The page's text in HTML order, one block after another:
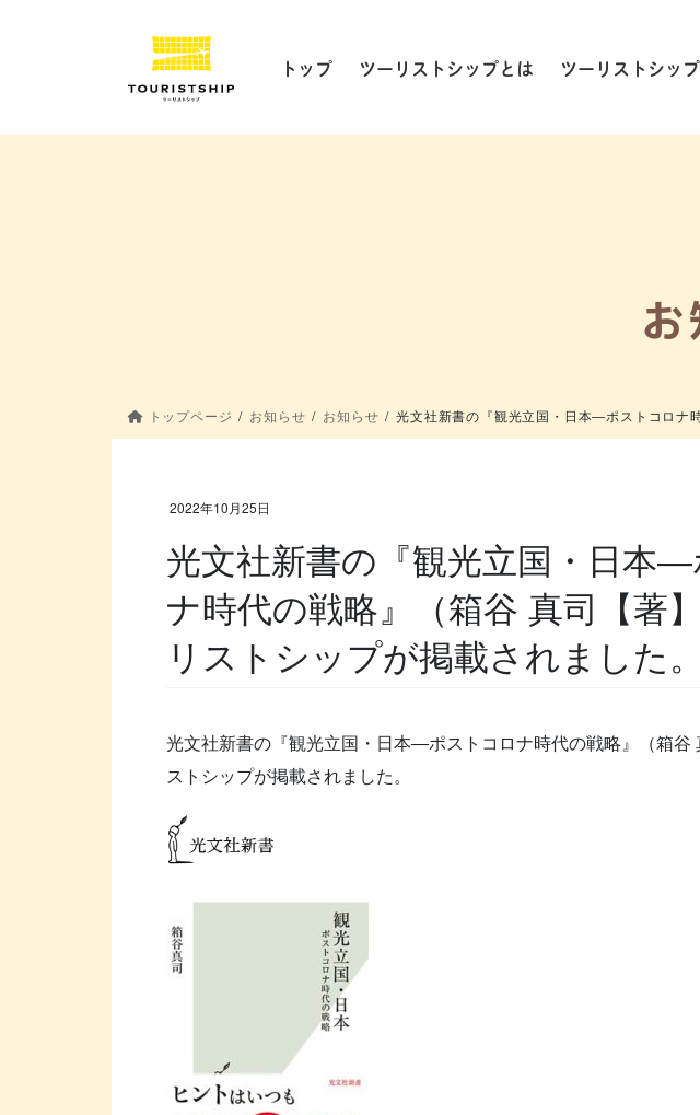
に
ョ
トップ ツーリストシップとは ツーリストシッ
トップページ お知らせ お知らせ 光文社新書の『観光立国・日本―ポストコロナ
2022年10月25日
光文社新書の『観光立国・日本
ナ時代の戦略』（箱谷 真司【著
リストシップが掲載されました。
光文社新書の『観光立国・日本―ポストコロナ時代の戦略』（箱谷
ストシップが掲載されました。